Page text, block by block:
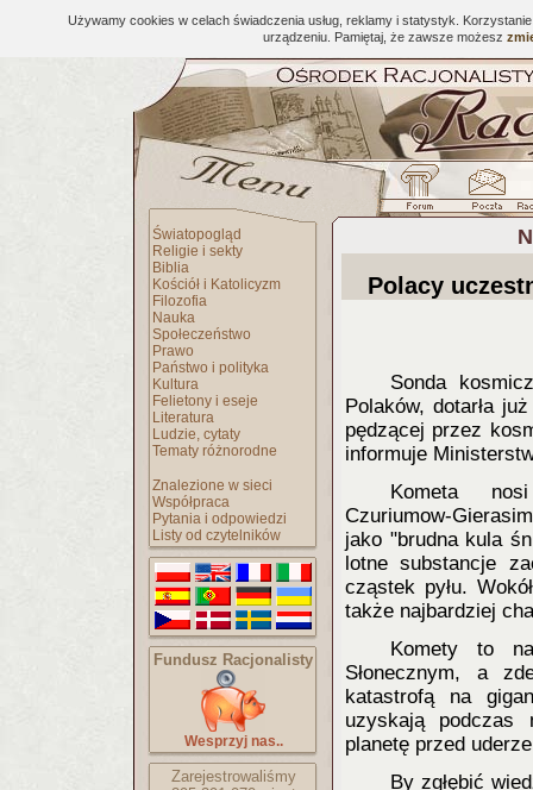
Używamy cookies w celach świadczenia usług, reklamy i statystyk.
urządzeniu. Pamiętaj, że zawsze możesz
Światopogląd
Religie i sekty
Biblia
Kościół i Katolicyzm
Filozofia
Nauka
Społeczeństwo
Prawo
Państwo i polityka
Kultura
Felietony i eseje
Literatura
Ludzie, cytaty
Tematy różnorodne
Znalezione w sieci
Współpraca
Pytania i odpowiedzi
Listy od czytelników
Fundusz Racjonalisty
Wesprzyj nas..
Zarejestrowaliśmy
Polacy
Sonda
Polaków, dotarła
pędzącej przez
informuje
Kometa nosi
Czuriumow-
jako "brudna kula
lotne substancje
cząstek pyłu.
także najbardziej
Komety to
Słonecznym, a
katastrofą na
uzyskają podczas
planetę przed
By zgłębić